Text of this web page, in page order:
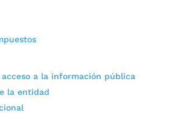
a la información pública
la entidad
al Rescate realizará una gran jornada
y utensilios para animales